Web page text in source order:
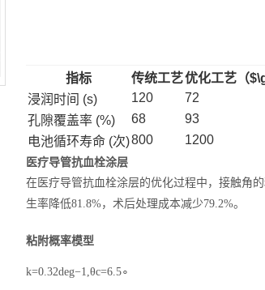
指标 传统工艺优化工艺（
浸润时间 (s)
120 72
孔隙覆盖率 (%)
68 93
电池循环寿命 (次)800 1200
医疗导管抗血栓涂层
在医疗导管抗血栓涂层的优化过程中，接触角
生率降低81.8%，术后处理成本减少79.2%。
粘附概率模型
k=0.32deg−1,θc=6.5∘